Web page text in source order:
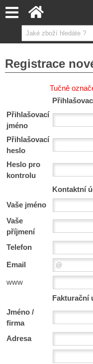
Registrace
Tučně
Přihlašovací
jméno
Přihlašovací
heslo
Heslo pro
kontrolu
Kontaktní
Vaše jméno
Vaše
příjmení
Telefon
Email
www
Fakturační
Jméno /
firma
Adresa